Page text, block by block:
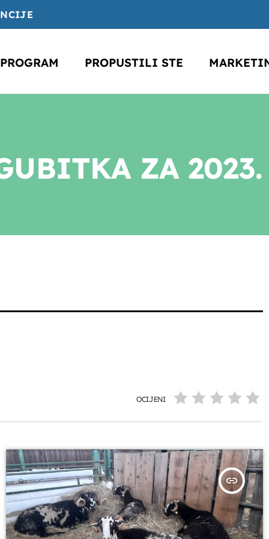
PROGRAM PROPUSTILI STE
ZA 2023.
OCIJENI
insert_link